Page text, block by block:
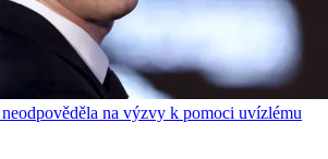
na výzvy k pomoci uvízlému